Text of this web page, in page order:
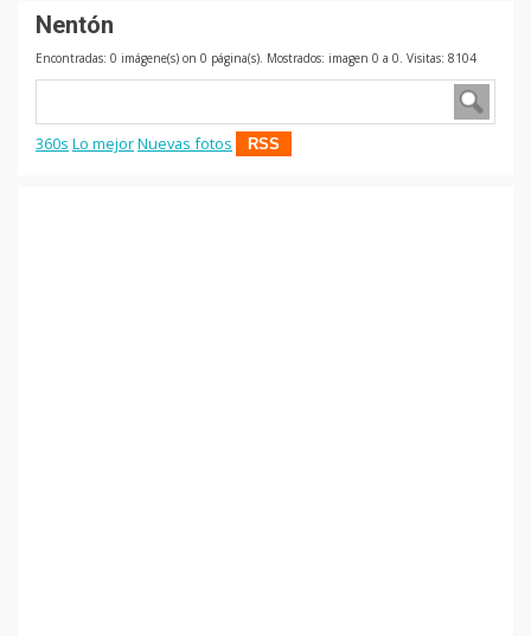
Nentón
Encontradas: 0 imágene(s) on 0 página(s). Mostrados: imagen 0 a 0. Visitas: 8104
360s Lo mejorNuevas fotos RSS